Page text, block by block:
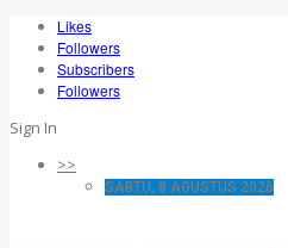
Likes
Followers
Subscribers
Followers
Sign In
>>
SABTU, 8 AGUSTUS 2026